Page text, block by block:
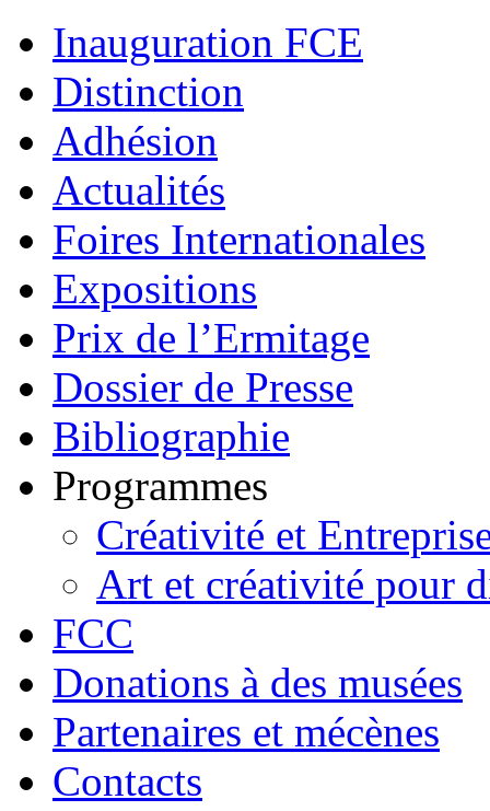
Inauguration FCE
Distinction
Adhésion
Actualités
Foires Internationales
Expositions
Prix de l’Ermitage
Dossier de Presse
Bibliographie
Programmes
Créativité et
Art et créativité pour
FCC
Donations à des musées
Partenaires et mécènes
Contacts